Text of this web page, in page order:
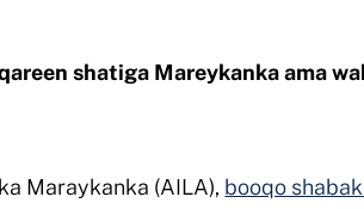
shatiga Mareykanka ama
Maraykanka (AILA), booqo